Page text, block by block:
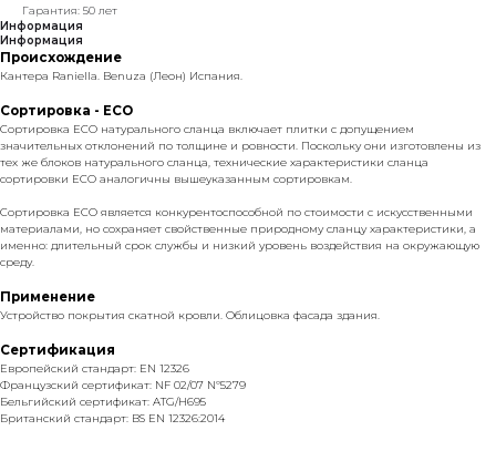
Гарантия: 50 лет
Информация
Информация
Происхождение
Кантера Raniella. Benuza (Леон) Испания.
Сортировка - ECO
Сортировка ECO натурального сланца включает плитки с допущением
значительных отклонений по толщине и ровности. Поскольку они изготовлены из
тех же блоков натурального сланца, технические характеристики сланца
сортировки ECO аналогичны вышеуказанным сортировкам.
Сортировка ECO является конкурентоспособной по стоимости с искусственными
материалами, но сохраняет свойственные природному сланцу характеристики, а
именно: длительный срок службы и низкий уровень воздействия на окружающую
среду.
Применение
Устройство покрытия скатной кровли. Облицовка фасада здания.
Сертификация
Европейский стандарт: EN 12326
Французский сертификат: NF 02/07 Nº5279
Бельгийский сертификат: ATG/H695
Британский стандарт: BS EN 12326:2014